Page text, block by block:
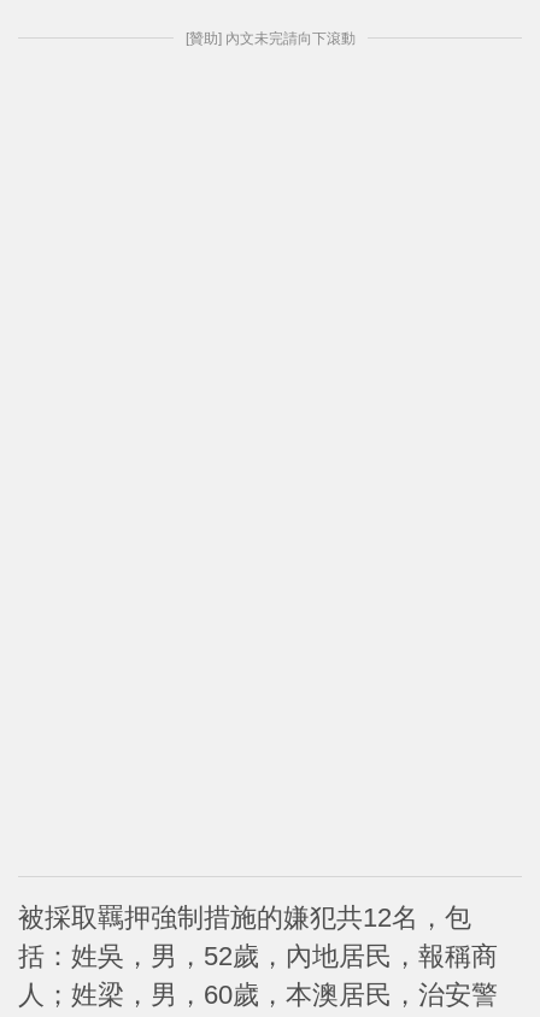
[贊助] 內文未完請向下滾動
被採取羈押強制措施的嫌犯共12名，包
括：姓吳，男，52歲，內地居民，報稱商
人；姓梁，男，60歲，本澳居民，治安警